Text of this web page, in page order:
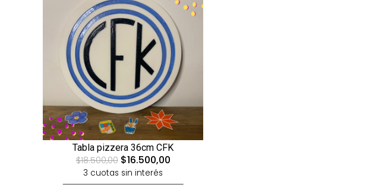
Tabla pizzera 36cm CFK
$18.500,00$16.500,00
3 cuotas sin interés